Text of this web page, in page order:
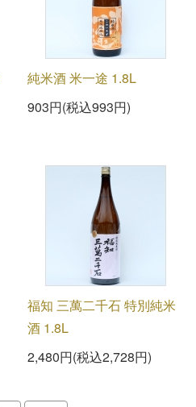
純米酒 米一途 1.8L
903円(税込993円)
福知 三萬二千石 特別純米
酒 1.8L
2,480円(税込2,728円)